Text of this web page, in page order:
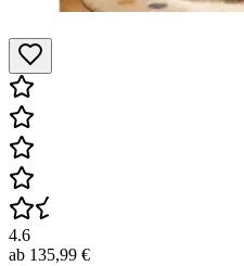
4.6
ab 135,99 €